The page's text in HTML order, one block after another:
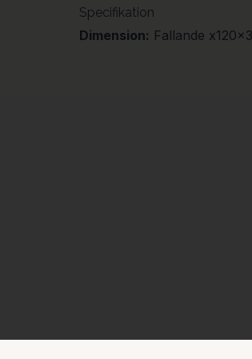
Specifikation
Dimension: Fallande